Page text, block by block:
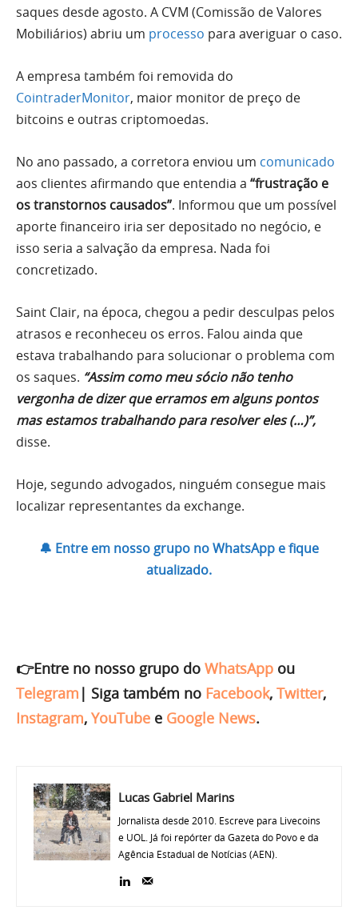
saques desde agosto. A CVM (Comissão de Valores
Mobiliários) abriu um processo para averiguar o caso.
A empresa também foi removida do
CointraderMonitor, maior monitor de preço de
bitcoins e outras criptomoedas.
No ano passado, a corretora enviou um comunicado
aos clientes afirmando que entendia a “frustração e
os transtornos causados”. Informou que um possível
aporte financeiro iria ser depositado no negócio, e
isso seria a salvação da empresa. Nada foi
concretizado.
Saint Clair, na época, chegou a pedir desculpas pelos
atrasos e reconheceu os erros. Falou ainda que
estava trabalhando para solucionar o problema com
os saques. “Assim como meu sócio não tenho
vergonha de dizer que erramos em alguns pontos
mas estamos trabalhando para resolver eles (…)”,
disse.
Hoje, segundo advogados, ninguém consegue mais
localizar representantes da exchange.
🔔 Entre em nosso grupo no WhatsApp e fique
atualizado.
👉Entre no nosso grupo do WhatsApp ou
Telegram | Siga também no Facebook, Twitter,
Instagram, YouTube e Google News.
Lucas Gabriel Marins
Jornalista desde 2010. Escreve para Livecoins
e UOL. Já foi repórter da Gazeta do Povo e da
Agência Estadual de Notícias (AEN).